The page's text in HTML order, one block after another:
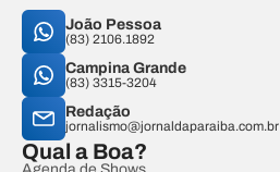
João Pessoa
(83) 2106.1892
Campina Grande
(83) 3315-3204
Redação
jornalismo@jornaldaparaiba.com.br
Qual a Boa?